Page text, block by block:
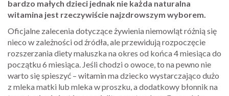
bardzo małych dzieci jednak nie każda naturalna
witamina jest rzeczywiście najzdrowszym wyborem.
Oficjalne zalecenia dotyczące żywienia niemowląt różnią się
nieco w zależności od źródła, ale przewidują rozpoczęcie
rozszerzania diety maluszka na okres od końca 4 miesiąca do
początku 6 miesiąca. Jeśli chodzi o owoce, to na pewno nie
warto się spieszyć – witamin ma dziecko wystarczająco dużo
z mleka matki lub mleka w proszku, a dodatkowy błonnik na